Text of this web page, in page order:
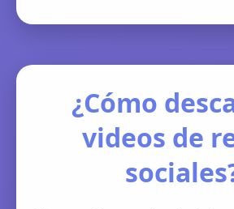
¿Cómo
videos de